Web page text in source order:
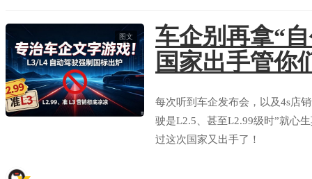
图文
车企别再拿“
国家出手管你
每次听到车企发布会，以及4s店
驶是L2.5、甚至L2.99级时”就心
过这次国家又出手了！